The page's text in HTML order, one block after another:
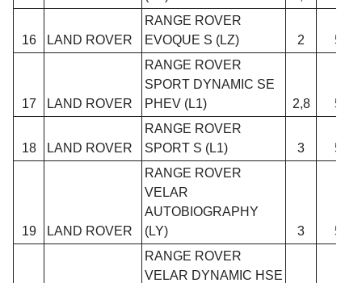
16 LAND ROVER
RANGE ROVER
EVOQUE S (LZ)
2 5
17 LAND ROVER
RANGE ROVER
SPORT DYNAMIC SE
PHEV (L1)
2,8 5
18 LAND ROVER
RANGE ROVER
SPORT S (L1)
3 5
19 LAND ROVER
RANGE ROVER
VELAR
AUTOBIOGRAPHY
(LY)
3 5
RANGE ROVER
VELAR DYNAMIC HSE